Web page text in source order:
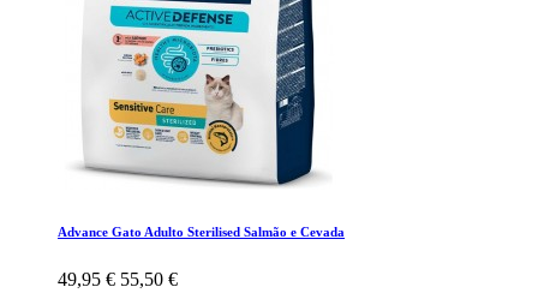
Advance Gato Adulto Sterilised Salmão e Cevada
49,95 € 55,50 €